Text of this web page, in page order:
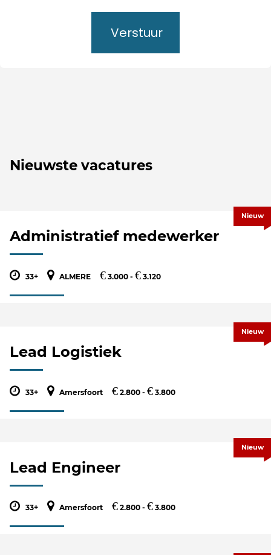
Verstuur
Nieuwste vacatures
Administratief medewerker
33+ ALMERE € 3.000 - € 3.120
Nieuw
Lead Logistiek
33+ Amersfoort € 2.800 - € 3.800
Nieuw
Lead Engineer
33+ Amersfoort € 2.800 - € 3.800
Nieuw